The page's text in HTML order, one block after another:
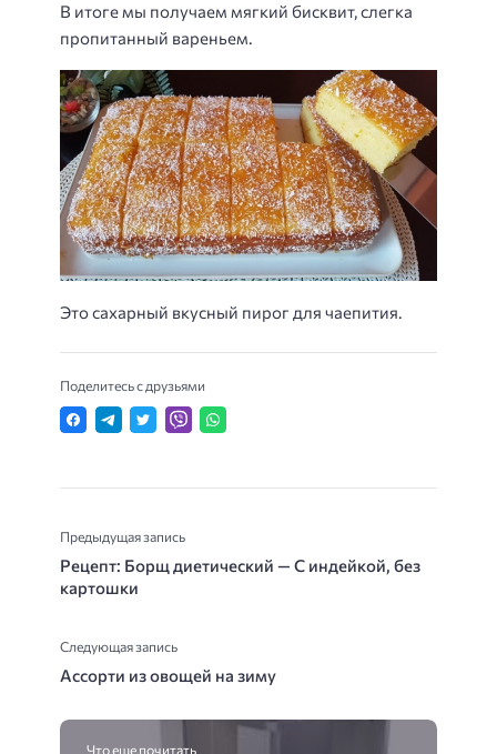
В итоге мы получаем мягкий бисквит, слегка
пропитанный вареньем.
Это сахарный вкусный пирог для чаепития.
Поделитесь с друзьями
Предыдущая запись
Рецепт: Борщ диетический — С индейкой, без
картошки
Следующая запись
Ассорти из овощей на зиму
Что еще почитать